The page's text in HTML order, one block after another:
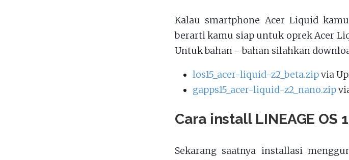
Kalau smartphone Acer Liquid
berarti kamu siap untuk oprek Acer
Untuk bahan - bahan silahkan
los15_acer-liquid-z2_beta.zipvia
gapps15_acer-liquid-z2_nano.zip
Cara install LINEAGE OS
Sekarang saatnya installasi